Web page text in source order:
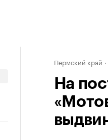
Пермский край
На